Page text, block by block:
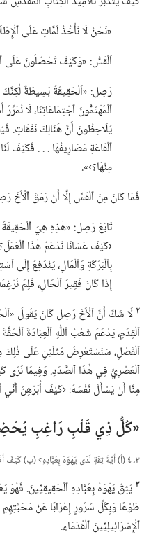
‏«نَحْنُ لَا نَأْخُذُ لَمَّاتٍ عَلَى
اَلْقَسُّ:‏ «وَكَيْفَ تَحْصُلُونَ عَلَى
رَصِل:‏ «اَلْحَقِيقَةُ بَسِيطَةٌ
ٱلْمُهْتَمُّونَ ٱجْتِمَاعَاتِنَا،‏ لَا
يُلَاحِظُونَ أَنَّ هُنَالِكَ نَفَقَاتٍ.‏
ٱلْقَاعَةِ مَصَارِيفُهَا .‏ .‏ .‏ فَكَيْفَ
مِنْهَا؟‏›».‏
فَمَا كَانَ مِنَ ٱلْقَسِّ إِلَّا أَنْ رَمَقَ
تَابَعَ رَصِل:‏ «هٰذِهِ هِيَ
‹كَيْفَ عَسَانَا نَدْعَمُ هٰذَا
بِٱلْبَرَكَةِ وَٱلْمَالِ،‏ يَنْدَفِعُ إِلَى
إِذَا كَانَ فَقِيرَ ٱلْحَالِ،‏ فَلِمَ
٢ لَا شَكَّ أَنَّ ٱلْأَخَ رَصِل كَانَ يَقُولُ
ٱلْقِدَمِ،‏ يَدْعَمُ شَعْبُ ٱللّٰهِ ٱلْعِبَادَةَ ٱلْحَقَّةَ
ٱلْفَصْلِ،‏ سَنَسْتَعْرِضُ مَثَلَيْنِ عَلَى ذٰلِكَ
ٱلْعَصْرِيِّ فِي هٰذَا ٱلصَّدَدِ.‏ وَفِيمَا نَرَى
مِنَّا أَنْ يَسْأَلَ نَفْسَهُ:‏ ‹كَيْفَ أُبَرْهِنُ أَنِّي
‏«كُلُّ ذِي قَلْبٍ رَاغِبٍ
٣،‏ ٤
(‏أ)‏ أَيَّةُ ثِقَةٍ لَدَى يَهْوَهَ بِعُبَّادِهِ؟‏ (‏ب)‏ كَيْفَ
٣ يَثِقُ يَهْوَهُ بِعُبَّادِهِ ٱلْحَقِيقِيِّينَ.‏ فَهُوَ
طَوْعًا وَبِكُلِّ سُرُورٍ إِعْرَابًا عَنْ
ٱلْإِسْرَائِيلِيِّينَ ٱلْقُدَمَاءِ.‏